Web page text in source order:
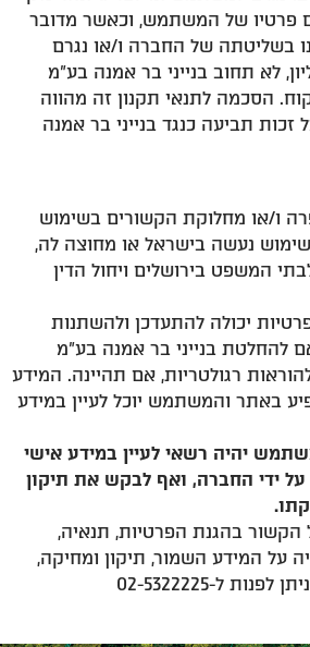
פרטיו של המשתמש, וכאשר מדובר
בשליטתה של החברה ו/או נגרם
לא תחוב בנייני בר אמנה בע"מ
הסכמה לתנאי תקנון זה מהווה
זכות תביעה כנגד בנייני בר אמנה
ו/או מחלוקת הקשורים בשימוש
נעשה בישראל או מחוצה לה,
המשפט בירושלים ויחול הדין
יכולה להתעדכן ולהשתנות
להחלטת בנייני בר אמנה בע"מ
רגולטריות, אם תהיינה. המידע
באתר והמשתמש יוכל לעיין במידע
יהיה רשאי לעיין במידע אישי
ידי החברה, ואף לבקש את תיקון
הקשור בהגנת הפרטיות, תנאיה,
על המידע השמור, תיקון ומחיקה,
ל-02-5322225